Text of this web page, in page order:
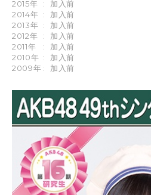
2015年
:
加入前
2014年 :
加入前
2013年 :
加入前
2012年
:
加入前
2011年
:
加入前
2010年 :
加入前
2009年 : 加入前